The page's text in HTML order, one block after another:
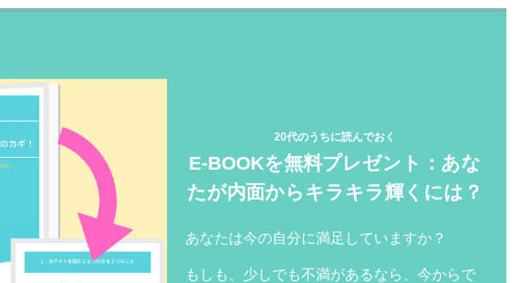
20代のうちに読んでおく
E-BOOKを無料プレゼント：あな
たが内面からキラキラ輝くには？
あなたは今の自分に満足していますか？
もしも、少しでも不満があるなら、今からで